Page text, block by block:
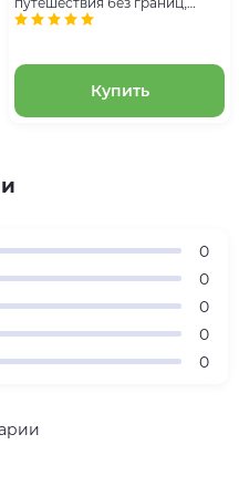
банкнота 1 рупия (Индия) и
Купить
0
0
0
0
0